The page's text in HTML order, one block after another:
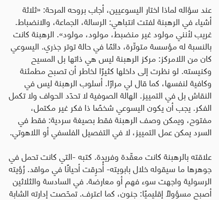
عند سؤاله لماذا اختار اليسوعيين، أجاب بروحه المرحة: «ثلاثة
أشياء في الرهبنة لفتت انتباهي: الرسالة، الجماعة، والانضباط.
غريب لأنني مولود غير منضبط، مولود، مولود». الرهبنة كانت
بالنسبة له مؤسسة متوتّرة، دائمًا في حالة توتر جذري. اليسوعي
كان من اللامركز: مركز الرهبنة ليس هي ذاتها بل المسيح
وكنيسته. لو نظرت إلى داخلها كثيرًا لخاطر أن تصبح مطمئنة
وكافية لنفسها، كما قال لي مرارًا. أسلوب الرهبنة ليس في
النقاش بل في التمييز. الهالة الصوفية لا تحدّد الحواف ولا تكمل
الفكر. يجب أن يكون اليسوعي شخصًا ذا فكر غير مكتمل،
مفتوح، ويمكن وصف الرهبنة فقط بصيغة سردية: فقط في
السرد يمكن عمل التمييز، لا في التفصيل الفلسفي أو اللاهوتي.
علاقته بالرهبنة كانت معقّدة وفريدة. كتبه -التي كانت تحمل في
جوهرها ما سيقوله خلال بابويته- أُحرِقت أحيانًا في مواقد. رُؤيته
الرسولية واجهت سوء فهم أو معارضة. في السادسة والثلاثين
أصبح مسؤولاً إقليميًا: جنون، كما اعترف. تمحّصت إدارته الشابة